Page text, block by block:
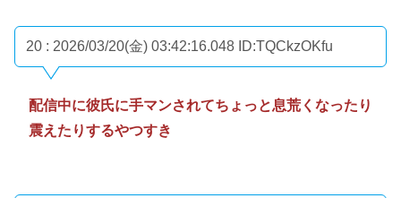
20 : 2026/03/20(金) 03:42:16.048 ID:TQCkzOKfu
配信中に彼氏に手マンされてちょっと息荒くなったり
震えたりするやつすき